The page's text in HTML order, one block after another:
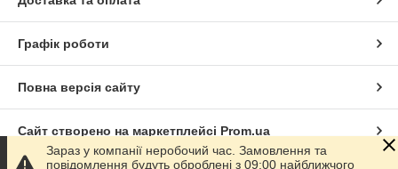
Графік роботи
Повна версія сайту
Сайт створено на маркетплейсі Prom.ua
Зараз у компанії неробочий час. Замовлення та
повідомлення будуть оброблені з 09:00 найближчого